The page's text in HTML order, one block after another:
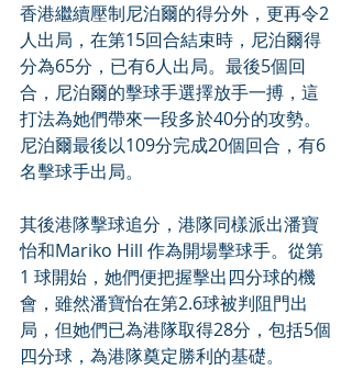
香港繼續壓制尼泊爾的得分外，更再令2
人出局，在第15回合結束時，尼泊爾得
分為65分，已有6人出局。最後5個回
合，尼泊爾的擊球手選擇放手一搏，這
打法為她們帶來一段多於40分的攻勢。
尼泊爾最後以109分完成20個回合，有6
名擊球手出局。
其後港隊擊球追分，港隊同樣派出潘寶
怡和Mariko Hill 作為開場擊球手。從第
1 球開始，她們便把握擊出四分球的機
會，雖然潘寶怡在第2.6球被判阻門出
局，但她們已為港隊取得28分，包括5個
四分球，為港隊奠定勝利的基礎。